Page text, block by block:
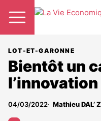
LOT-ET-GARONNE
Bientôt un
l’innovation
04/03/2022 Mathieu DAL’